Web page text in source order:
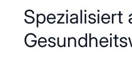
Spezialisiert